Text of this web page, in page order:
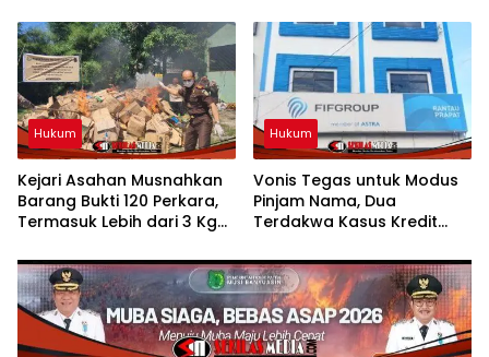
Penculikan Aktivis
Kesehatan UUN
dibebaskan
Hukum
Kejari Asahan Musnahkan
Barang Bukti 120 Perkara,
Termasuk Lebih dari 3 Kg
Hukum
Vonis Tegas untuk Modus
Pinjam Nama, Dua
Terdakwa Kasus Kredit
Rantauprapat Dijatuhi
Hukuman